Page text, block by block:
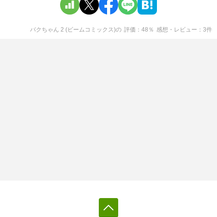
バクちゃん 2 (ビームコミックス)の 評価 48 ％ 感想・レビュー 3件